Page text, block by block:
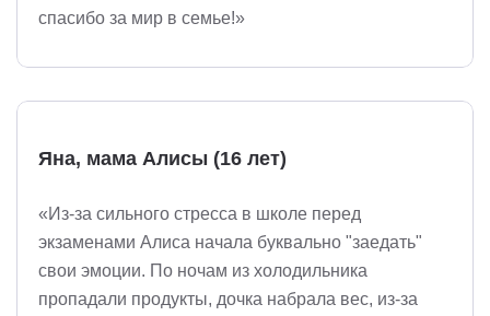
спасибо за мир в семье!»
Яна, мама Алисы (16 лет)
«Из-за сильного стресса в школе перед
экзаменами Алиса начала буквально "заедать"
свои эмоции. По ночам из холодильника
пропадали продукты, дочка набрала вес, из-за